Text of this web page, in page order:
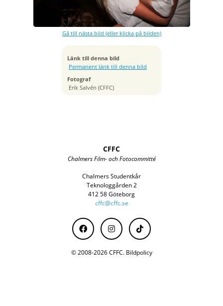
Gå till nästa bild (eller klicka på bilden)
Länk till denna bild
Permanent länk till denna bild
Fotograf
Erik Salvén (CFFC)
Kamera
Canon EOS 40D
Tagen
ISO
400
Brännvidd
17 mm
CFFC
Chalmers Film- och Fotocommitté
Chalmers Studentkår
Teknologgården 2
412 58 Göteborg
cffc@cffc.se
© 2008-2026 CFFC. Bildpolicy